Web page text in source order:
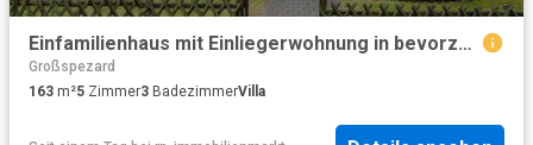
Einfamilienhaus mit Einliegerwohnung in bevorzugter Wohnlage von Schildgen
Großspezard
163 m²5 Zimmer3 BadezimmerVilla